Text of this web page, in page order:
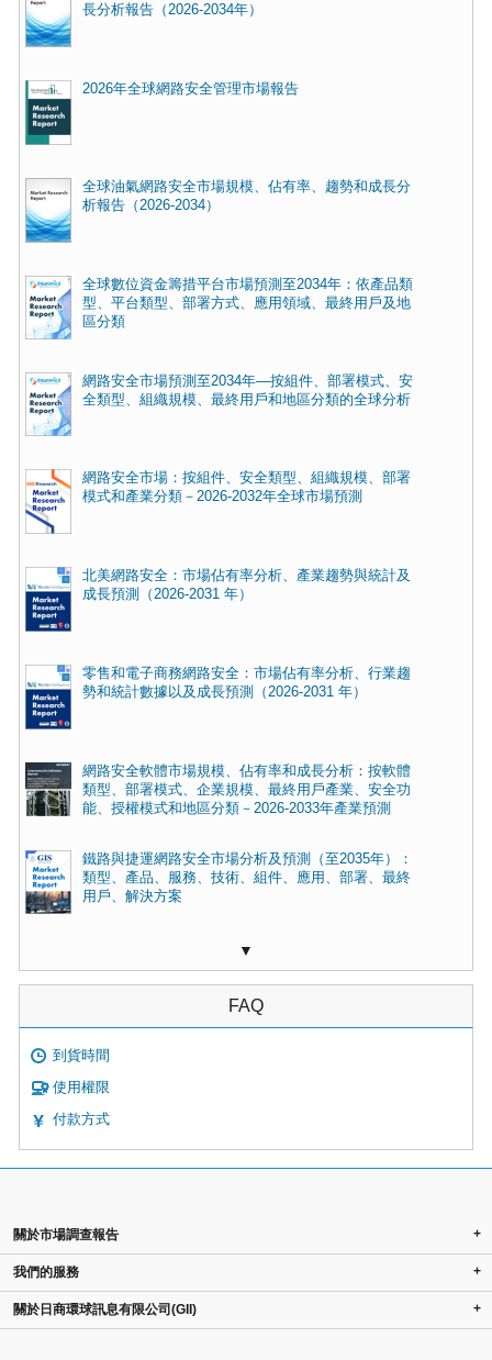
長分析報告（2026-2034年）
2026年全球網路安全管理市場報告
全球油氣網路安全市場規模、佔有率、趨勢和成長分
析報告（2026-2034）
全球數位資金籌措平台市場預測至2034年：依產品類
型、平台類型、部署方式、應用領域、最終用戶及地
區分類
網路安全市場預測至2034年—按組件、部署模式、安
全類型、組織規模、最終用戶和地區分類的全球分析
網路安全市場：按組件、安全類型、組織規模、部署
模式和產業分類－2026-2032年全球市場預測
北美網路安全：市場佔有率分析、產業趨勢與統計及
成長預測（2026-2031 年）
零售和電子商務網路安全：市場佔有率分析、行業趨
勢和統計數據以及成長預測（2026-2031 年）
網路安全軟體市場規模、佔有率和成長分析：按軟體
類型、部署模式、企業規模、最終用戶產業、安全功
能、授權模式和地區分類－2026-2033年產業預測
鐵路與捷運網路安全市場分析及預測（至2035年）：
類型、產品、服務、技術、組件、應用、部署、最終
用戶、解決方案
▼
FAQ
到貨時間
使用權限
付款方式
關於市場調查報告 +
我們的服務 +
關於日商環球訊息有限公司(GII) +